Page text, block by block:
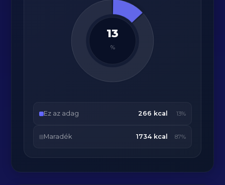
13
%
Ez az adag 266 kcal 13%
Maradék 1734 kcal 87%